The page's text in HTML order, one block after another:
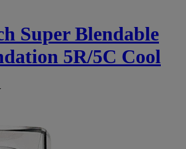
Super Blendable
5R/5C Cool